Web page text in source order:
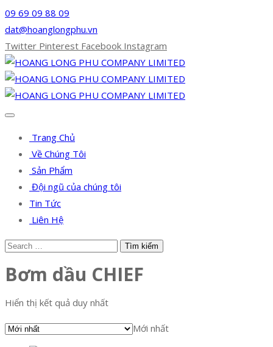
09 69 09 88 09
dat@hoanglongphu.vn
Twitter Pinterest Facebook Instagram
Trang Chủ
Về Chúng Tôi
Sản Phẩm
Đội ngũ của chúng tôi
Tin Tức
Liên Hệ
Bơm dầu CHIEF
Hiển thị kết quả duy nhất
Mới nhất